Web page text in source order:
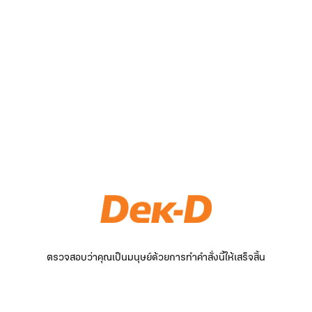
ตรวจสอบว่าคุณเป็นมนุษย์ด้วยการทำคำสั่งนี้ให้เสร็จสิ้น